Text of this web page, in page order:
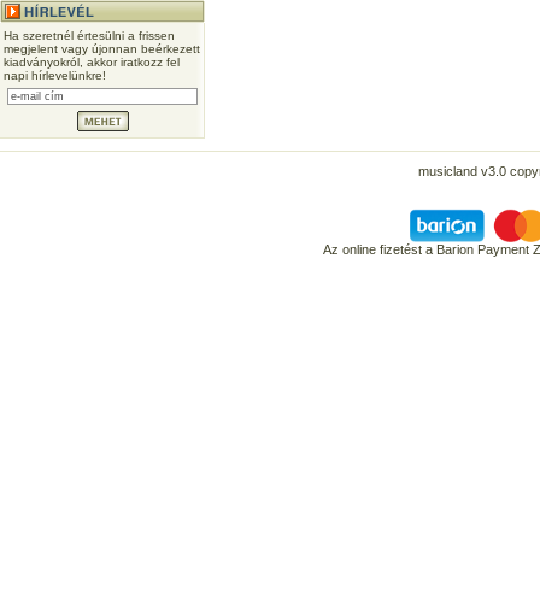
Ha szeretnél értesülni a frissen
megjelent vagy újonnan beérkezett
kiadványokról, akkor iratkozz fel
napi hírlevelünkre!
musicland v3.0
Az online fizetést a Barion Payment